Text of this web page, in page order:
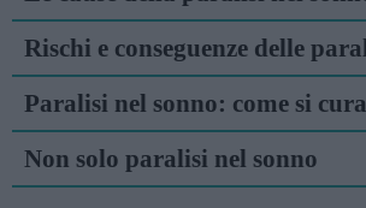
Rischi e conseguenze delle
Paralisi nel sonno: come si
Non solo paralisi nel sonno